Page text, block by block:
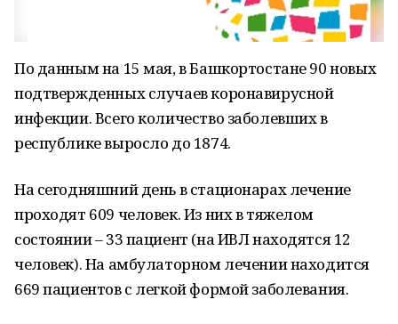
По данным на 15 мая, в Башкортостане 90 новых
подтвержденных случаев коронавирусной
инфекции. Всего количество заболевших в
республике выросло до 1874.
На сегодняшний день в стационарах лечение
проходят 609 человек. Из них в тяжелом
состоянии – 33 пациент (на ИВЛ находятся 12
человек). На амбулаторном лечении находится
669 пациентов с легкой формой заболевания.